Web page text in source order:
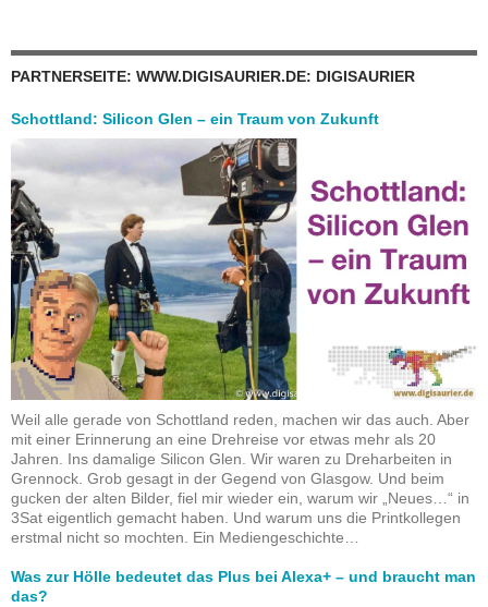
PARTNERSEITE: WWW.DIGISAURIER.DE: DIGISAURIER
Schottland: Silicon Glen – ein Traum von Zukunft
Weil alle gerade von Schottland reden, machen wir das auch. Aber
mit einer Erinnerung an eine Drehreise vor etwas mehr als 20
Jahren. Ins damalige Silicon Glen. Wir waren zu Dreharbeiten in
Grennock. Grob gesagt in der Gegend von Glasgow. Und beim
gucken der alten Bilder, fiel mir wieder ein, warum wir „Neues…“ in
3Sat eigentlich gemacht haben. Und warum uns die Printkollegen
erstmal nicht so mochten. Ein Mediengeschichte…
Was zur Hölle bedeutet das Plus bei Alexa+ – und braucht man
das?